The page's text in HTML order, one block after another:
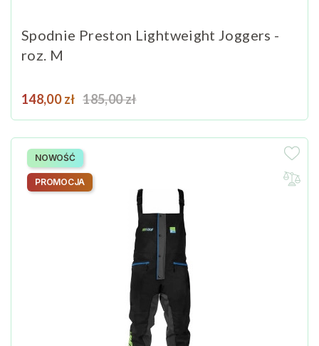
Spodnie Preston Lightweight Joggers -
roz. M
Cena
148,00 zł Cena podstawowa
185,00 zł
NOWOŚĆ
PROMOCJA